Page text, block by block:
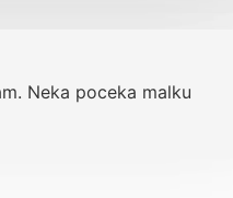
Neka poceka malku